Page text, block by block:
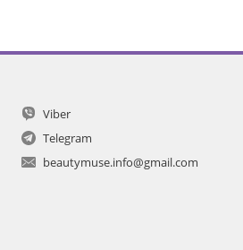
Viber
Telegram
beautymuse.info@gmail.com